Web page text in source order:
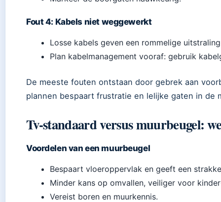
Fout 4: Kabels niet weggewerkt
Losse kabels geven een rommelige
Plan kabelmanagement vooraf: gebruik
De meeste fouten ontstaan door gebrek aan
plannen bespaart frustratie en lelijke gaten in de
Tv-standaard versus muurbeugel:
Voordelen van een muurbeugel
Bespaart vloeroppervlak en geeft een
Minder kans op omvallen, veiliger voor
Vereist boren en muurkennis.